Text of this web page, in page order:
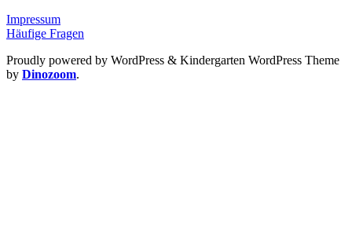
Impressum
Häufige Fragen
Proudly powered by WordPress & Kindergarten WordPress Theme
by Dinozoom.